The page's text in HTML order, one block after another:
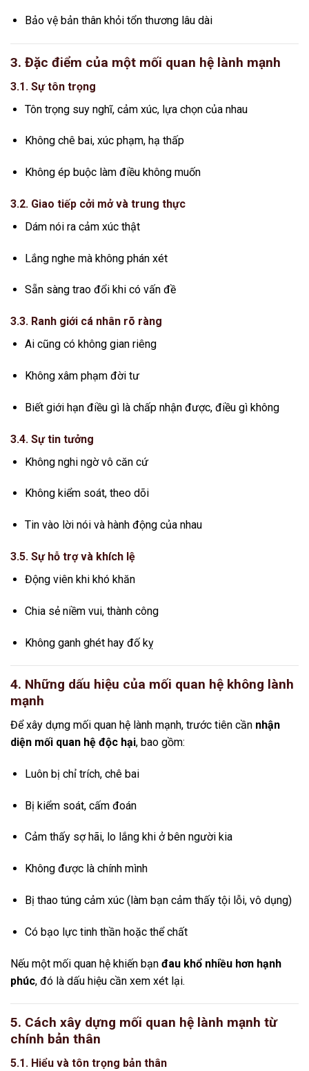
Bảo vệ bản thân khỏi tổn thương lâu dài
3. Đặc điểm của một mối quan hệ lành mạnh
3.1. Sự tôn trọng
Tôn trọng suy nghĩ, cảm xúc, lựa chọn của nhau
Không chê bai, xúc phạm, hạ thấp
Không ép buộc làm điều không muốn
3.2. Giao tiếp cởi mở và trung thực
Dám nói ra cảm xúc thật
Lắng nghe mà không phán xét
Sẵn sàng trao đổi khi có vấn đề
3.3. Ranh giới cá nhân rõ ràng
Ai cũng có không gian riêng
Không xâm phạm đời tư
Biết giới hạn điều gì là chấp nhận được, điều gì không
3.4. Sự tin tưởng
Không nghi ngờ vô căn cứ
Không kiểm soát, theo dõi
Tin vào lời nói và hành động của nhau
3.5. Sự hỗ trợ và khích lệ
Động viên khi khó khăn
Chia sẻ niềm vui, thành công
Không ganh ghét hay đố kỵ
4. Những dấu hiệu của mối quan hệ không lành
mạnh
Để xây dựng mối quan hệ lành mạnh, trước tiên cần nhận
diện mối quan hệ độc hại, bao gồm:
Luôn bị chỉ trích, chê bai
Bị kiểm soát, cấm đoán
Cảm thấy sợ hãi, lo lắng khi ở bên người kia
Không được là chính mình
Bị thao túng cảm xúc (làm bạn cảm thấy tội lỗi, vô dụng)
Có bạo lực tinh thần hoặc thể chất
Nếu một mối quan hệ khiến bạn đau khổ nhiều hơn hạnh
phúc, đó là dấu hiệu cần xem xét lại.
5. Cách xây dựng mối quan hệ lành mạnh từ
chính bản thân
5.1. Hiểu và tôn trọng bản thân